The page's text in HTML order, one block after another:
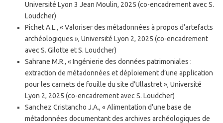
Université Lyon 3 Jean Moulin, 2025 (co-encadrement avec S.
Loudcher)
Pichet A.L., « Valoriser des métadonnées à propos d’artefacts
archéologiques », Université Lyon 2, 2025 (co-encadrement
avec S. Gilotte et S. Loudcher)
Sahrane M.R., « Ingénierie des données patrimoniales :
extraction de métadonnées et déploiement d’une application
pour les carnets de fouille du site d’Ullastret », Université
Lyon 2, 2025 (co-encadrement avec S. Loudcher)
Sanchez Cristancho J.A., « Alimentation d’une base de
métadonnées documentant des archives archéologiques de